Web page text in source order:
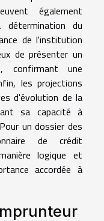
également
du
de l'institution
de présenter un
confirmant une
les projections
d'évolution de la
sa capacité à
un dossier des
de crédit
logique et
accordée à